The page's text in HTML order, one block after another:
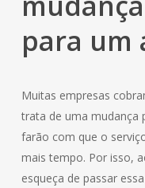
para um
Muitas empresas
trata de uma mudança
farão com que o
mais tempo. Por isso,
esqueça de passar